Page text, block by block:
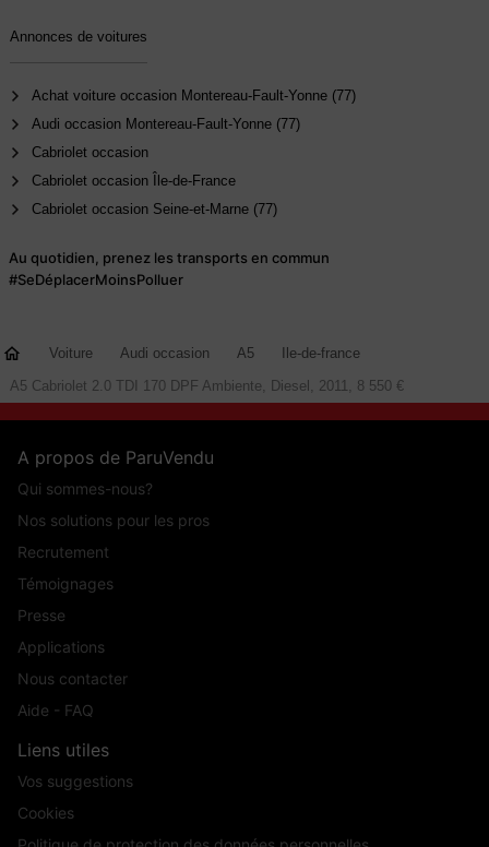
Annonces de voitures
Achat voiture occasion Montereau-Fault-Yonne (77)
Audi occasion Montereau-Fault-Yonne (77)
Cabriolet occasion
Cabriolet occasion Île-de-France
Cabriolet occasion Seine-et-Marne (77)
Au quotidien, prenez les transports en commun
#SeDéplacerMoinsPolluer
Voiture Audi occasion A5
Ile-de-france
A5 Cabriolet 2.0 TDI 170 DPF Ambiente, Diesel, 2011, 8 550 €
A propos de ParuVendu
Qui sommes-nous?
Nos solutions pour les pros
Recrutement
Témoignages
Presse
Applications
Nous contacter
Aide - FAQ
Liens utiles
Vos suggestions
Cookies